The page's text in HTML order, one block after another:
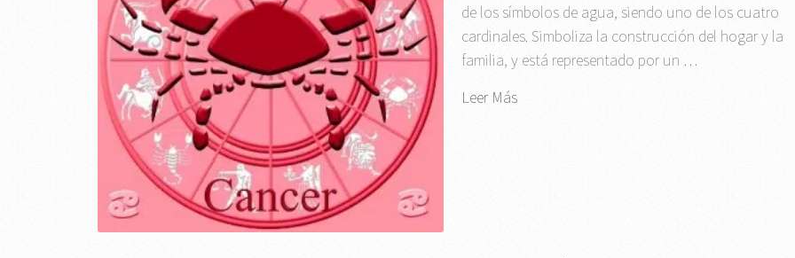
de los símbolos de agua, siendo uno de los cuatro
cardinales. Simboliza la construcción del hogar y la
familia, y está representado por un …
Leer Más